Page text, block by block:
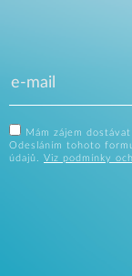
Mám zájem
Odesláním tohoto
údajů. Viz podmínky